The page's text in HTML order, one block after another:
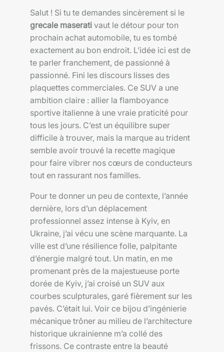
Salut ! Si tu te demandes sincèrement si le
grecale maserati vaut le détour pour ton
prochain achat automobile, tu es tombé
exactement au bon endroit. L’idée ici est de
te parler franchement, de passionné à
passionné. Fini les discours lisses des
plaquettes commerciales. Ce SUV a une
ambition claire : allier la flamboyance
sportive italienne à une vraie praticité pour
tous les jours. C’est un équilibre super
difficile à trouver, mais la marque au trident
semble avoir trouvé la recette magique
pour faire vibrer nos cœurs de conducteurs
tout en rassurant nos familles.
Pour te donner un peu de contexte, l’année
dernière, lors d’un déplacement
professionnel assez intense à Kyiv, en
Ukraine, j’ai vécu une scène marquante. La
ville est d’une résilience folle, palpitante
d’énergie malgré tout. Un matin, en me
promenant près de la majestueuse porte
dorée de Kyiv, j’ai croisé un SUV aux
courbes sculpturales, garé fièrement sur les
pavés. C’était lui. Voir ce bijou d’ingénierie
mécanique trôner au milieu de l’architecture
historique ukrainienne m’a collé des
frissons. Ce contraste entre la beauté